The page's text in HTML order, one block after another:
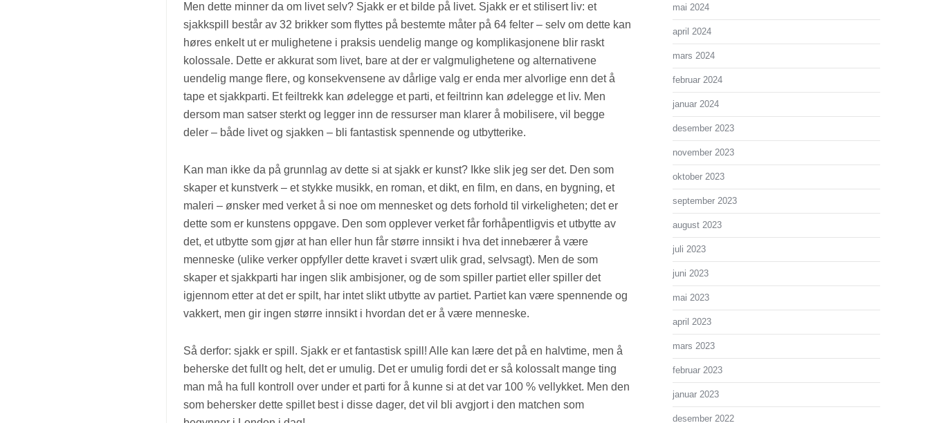
Men dette minner da om livet selv? Sjakk er et bilde på livet. Sjakk er et stilisert liv: et
sjakkspill består av 32 brikker som flyttes på bestemte måter på 64 felter – selv om dette kan
høres enkelt ut er mulighetene i praksis uendelig mange og komplikasjonene blir raskt
kolossale. Dette er akkurat som livet, bare at der er valgmulighetene og alternativene
uendelig mange flere, og konsekvensene av dårlige valg er enda mer alvorlige enn det å
tape et sjakkparti. Et feiltrekk kan ødelegge et parti, et feiltrinn kan ødelegge et liv. Men
dersom man satser sterkt og legger inn de ressurser man klarer å mobilisere, vil begge
deler – både livet og sjakken – bli fantastisk spennende og utbytterike.
Kan man ikke da på grunnlag av dette si at sjakk er kunst? Ikke slik jeg ser det. Den som
skaper et kunstverk – et stykke musikk, en roman, et dikt, en film, en dans, en bygning, et
maleri – ønsker med verket å si noe om mennesket og dets forhold til virkeligheten; det er
dette som er kunstens oppgave. Den som opplever verket får forhåpentligvis et utbytte av
det, et utbytte som gjør at han eller hun får større innsikt i hva det innebærer å være
menneske (ulike verker oppfyller dette kravet i svært ulik grad, selvsagt). Men de som
skaper et sjakkparti har ingen slik ambisjoner, og de som spiller partiet eller spiller det
igjennom etter at det er spilt, har intet slikt utbytte av partiet. Partiet kan være spennende og
vakkert, men gir ingen større innsikt i hvordan det er å være menneske.
Så derfor: sjakk er spill. Sjakk er et fantastisk spill! Alle kan lære det på en halvtime, men å
beherske det fullt og helt, det er umulig. Det er umulig fordi det er så kolossalt mange ting
man må ha full kontroll over under et parti for å kunne si at det var 100 % vellykket. Men den
som behersker dette spillet best i disse dager, det vil bli avgjort i den matchen som
mai 2024
april 2024
mars 2024
februar 2024
januar 2024
desember 2023
november 2023
oktober 2023
september 2023
august 2023
juli 2023
juni 2023
mai 2023
april 2023
mars 2023
februar 2023
januar 2023
desember 2022